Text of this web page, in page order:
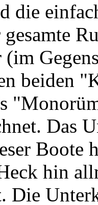
die
beiden
Das
Boote
hin
Die